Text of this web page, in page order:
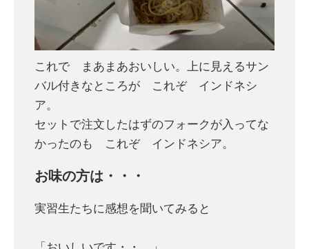
これで まあまあおいしい。上に見えるサン
バル付きなところが これぞ インドネシ
ア。
セットで注文したはずのフォークが入ってな
かったのも これぞ インドネシア。
お味の方は・・・
実習生たちに感想を聞いてみると